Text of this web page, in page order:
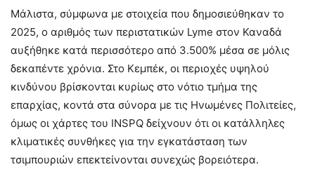
Μάλιστα, σύμφωνα με στοιχεία που δημοσιεύθηκαν το
2025, ο αριθμός των περιστατικών Lyme στον Καναδά
αυξήθηκε κατά περισσότερο από 3.500% μέσα σε μόλις
δεκαπέντε χρόνια. Στο Κεμπέκ, οι περιοχές υψηλού
κινδύνου βρίσκονται κυρίως στο νότιο τμήμα της
επαρχίας, κοντά στα σύνορα με τις Ηνωμένες Πολιτείες,
όμως οι χάρτες του INSPQ δείχνουν ότι οι κατάλληλες
κλιματικές συνθήκες για την εγκατάσταση των
τσιμπουριών επεκτείνονται συνεχώς βορειότερα.